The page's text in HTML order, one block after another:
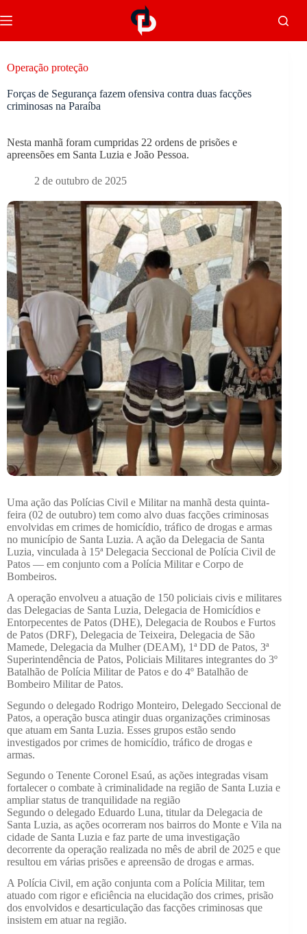
Operação proteção
Forças de Segurança fazem ofensiva contra duas facções
criminosas na Paraíba
Nesta manhã foram cumpridas 22 ordens de prisões e
apreensões em Santa Luzia e João Pessoa.
2 de outubro de 2025
Uma ação das Polícias Civil e Militar na manhã desta quinta-
feira (02 de outubro) tem como alvo duas facções criminosas
envolvidas em crimes de homicídio, tráfico de drogas e armas
no município de Santa Luzia. A ação da Delegacia de Santa
Luzia, vinculada à 15ª Delegacia Seccional de Polícia Civil de
Patos — em conjunto com a Polícia Militar e Corpo de
Bombeiros.
A operação envolveu a atuação de 150 policiais civis e militares
das Delegacias de Santa Luzia, Delegacia de Homicídios e
Entorpecentes de Patos (DHE), Delegacia de Roubos e Furtos
de Patos (DRF), Delegacia de Teixeira, Delegacia de São
Mamede, Delegacia da Mulher (DEAM), 1ª DD de Patos, 3ª
Superintendência de Patos, Policiais Militares integrantes do 3º
Batalhão de Polícia Militar de Patos e do 4º Batalhão de
Bombeiro Militar de Patos.
Segundo o delegado Rodrigo Monteiro, Delegado Seccional de
Patos, a operação busca atingir duas organizações criminosas
que atuam em Santa Luzia. Esses grupos estão sendo
investigados por crimes de homicídio, tráfico de drogas e
armas.
Segundo o Tenente Coronel Esaú, as ações integradas visam
fortalecer o combate à criminalidade na região de Santa Luzia e
ampliar status de tranquilidade na região
Segundo o delegado Eduardo Luna, titular da Delegacia de
Santa Luzia, as ações ocorreram nos bairros do Monte e Vila na
cidade de Santa Luzia e faz parte de uma investigação
decorrente da operação realizada no mês de abril de 2025 e que
resultou em várias prisões e apreensão de drogas e armas.
A Polícia Civil, em ação conjunta com a Polícia Militar, tem
atuado com rigor e eficiência na elucidação dos crimes, prisão
dos envolvidos e desarticulação das facções criminosas que
insistem em atuar na região.